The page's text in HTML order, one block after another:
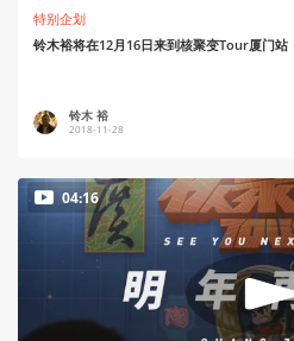
特别企划
铃木裕将在12月16日来到核聚变Tour厦门站
铃木 裕
2018-11-28
04:16